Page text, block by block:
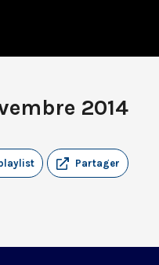
2014
Partager